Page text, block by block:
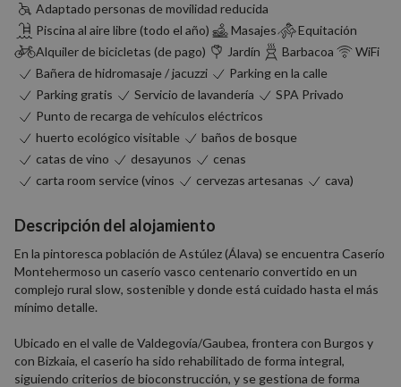
Adaptado personas de movilidad reducida
Piscina al aire libre (todo el año)
Masajes
Equitación
Alquiler de bicicletas (de pago)
Jardín Barbacoa
WiFi
Bañera de hidromasaje / jacuzzi
Parking en la calle
Parking gratis
Servicio de lavandería
SPA Privado
Punto de recarga de vehículos eléctricos
huerto ecológico visitable
baños de bosque
catas de vino
desayunos
cenas
carta room service (vinos
cervezas artesanas cava)
Descripción del alojamiento
En la pintoresca población de Astúlez (Álava) se encuentra Caserío
Montehermoso un caserío vasco centenario convertido en un
complejo rural slow, sostenible y donde está cuidado hasta el más
mínimo detalle.
Ubicado en el valle de Valdegovía/Gaubea, frontera con Burgos y
con Bizkaia, el caserío ha sido rehabilitado de forma integral,
siguiendo criterios de bioconstrucción, y se gestiona de forma